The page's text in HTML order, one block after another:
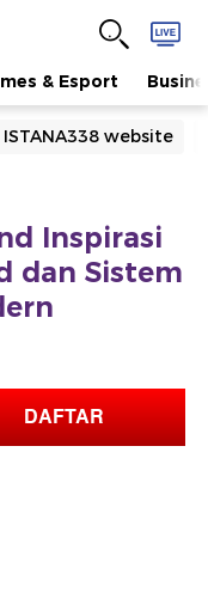
& Esport
ISTANA338 website
Inspirasi
dan Sistem
DAFTAR